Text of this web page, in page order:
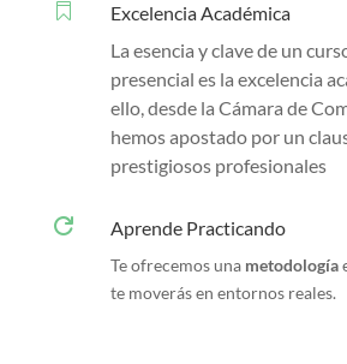

Excelencia Académica
La esencia y clave de un
presencial es la excelencia
ello, desde la Cámara de
hemos apostado por un
prestigiosos profesionales
 Aprende Practicando
Te ofrecemos una metodología
te moverás en entornos reales.